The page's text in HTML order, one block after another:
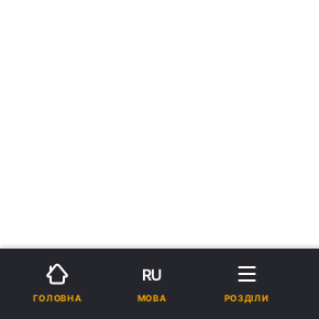
ГОЛОВНА
RU
МОВА РОЗДІЛИ